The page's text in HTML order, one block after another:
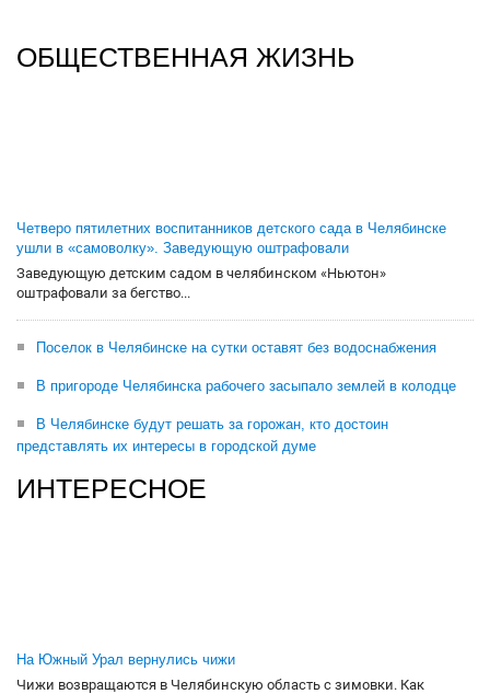
ОБЩЕСТВЕННАЯ ЖИЗНЬ
Четверо пятилетних воспитанников детского сада в Челябинске
ушли в «самоволку». Заведующую оштрафовали
Заведующую детским садом в челябинском «Ньютон»
оштрафовали за бегство...
Поселок в Челябинске на сутки оставят без водоснабжения
В пригороде Челябинска рабочего засыпало землей в колодце
В Челябинске будут решать за горожан, кто достоин
представлять их интересы в городской думе
ИНТЕРЕСНОЕ
На Южный Урал вернулись чижи
Чижи возвращаются в Челябинскую область с зимовки. Как